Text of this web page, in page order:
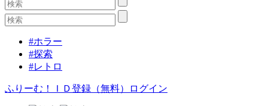
#ホラー
#探索
#レトロ
ふりーむ！ＩＤ登録（無料） ログイン